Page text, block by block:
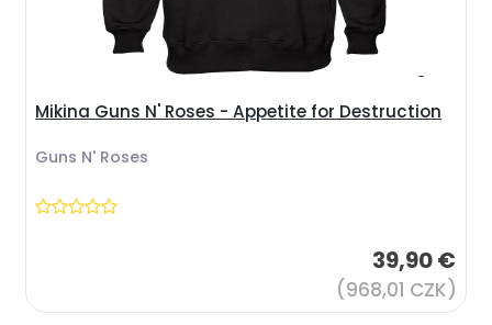
Mikina Guns N' Roses - Appetite for Destruction
Guns N' Roses
39,90 €
(968,01 CZK)